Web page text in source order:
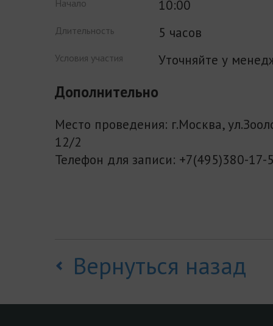
Начало 10:00
Длительность 5 часов
Условия участия Уточняйте у
Дополнительно
Место проведения: г.Москва,
12/2
Телефон для записи: +7(495)380-17-
Вернуться назад